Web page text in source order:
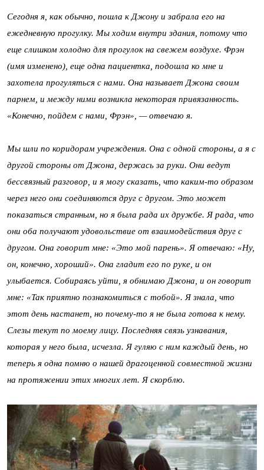
Сегодня я, как обычно, пошла к Джону и забрала его на
ежедневную прогулку. Мы ходим внутри здания, потому что
еще слишком холодно для прогулок на свежем воздухе. Фрэн
(имя изменено), еще одна пациентка, подошла ко мне и
захотела прогуляться с нами. Она называет Джона своим
парнем, и между ними возникла некоторая привязанность.
«Конечно, пойдем с нами, Фрэн», — отвечаю я.
Мы шли по коридорам учреждения. Она с одной стороны, а я с
другой стороны от Джона, держась за руки. Они ведут
бессвязный разговор, и я могу сказать, что каким-то образом
через него они соединяются друг с другом. Это может
показаться странным, но я была рада их дружбе. Я рада, что
они оба получают удовольствие от взаимодействия друг с
другом. Она говорит мне: «Это мой парень». Я отвечаю: «Ну,
он, конечно, хороший». Она гладит его по руке, и он
улыбается. Собираясь уйти, я обнимаю Джона, и он говорит
мне: «Так приятно познакомиться с тобой». Я знала, что
этот день настанет, но почему-то я не была готова к нему.
Слезы текут по моему лицу. Последняя связь узнавания,
которая у него была, исчезла. Я гуляю с ним каждый день, но
теперь я одна помню о нашей драгоценной совместной жизни
на протяжении этих многих лет. Я скорблю.